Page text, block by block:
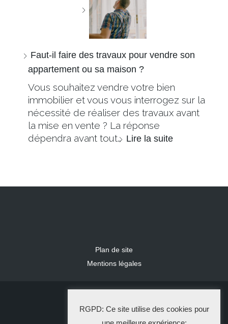
Faut-il faire des travaux pour vendre son
appartement ou sa maison ?
Vous souhaitez vendre votre bien
immobilier et vous vous interrogez sur la
nécessité de réaliser des travaux avant
la mise en vente ? La réponse
dépendra avant tout… Lire la suite
Plan de site
Mentions légales
La Solution Immo
RGPD: Ce site utilise des cookies pour